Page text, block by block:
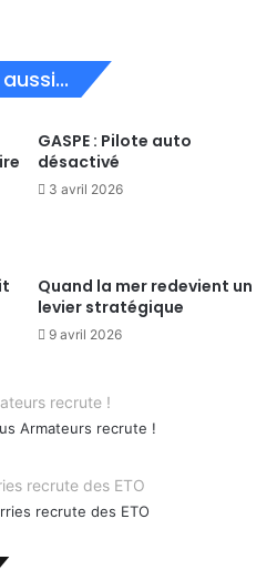
GASPE : Pilote auto
désactivé
3 avril 2026
Quand la mer redevient un
levier stratégique
9 avril 2026
recrute !
recrute des ETO